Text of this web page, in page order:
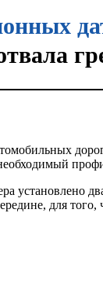
установлено
для